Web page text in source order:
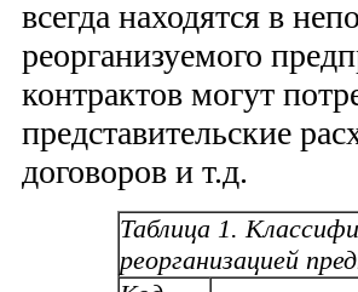
всегда находятся в
реорганизуемого
контрактов могут
представительские
договоров и т.д.
Таблица 1.
реорганизацией